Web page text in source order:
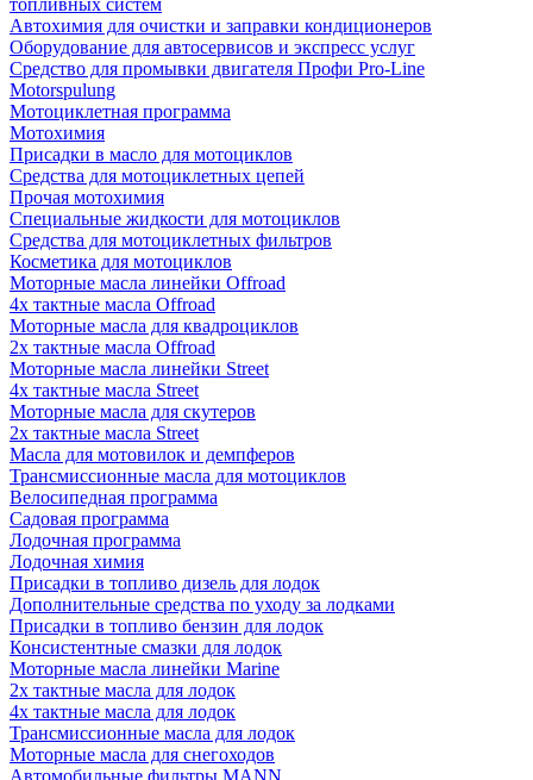
топливных систем
Автохимия для очистки и заправки кондиционеров
Оборудование для автосервисов и экспресс услуг
Средство для промывки двигателя Профи Pro-Line
Motorspulung
Мотоциклетная программа
Мотохимия
Присадки в масло для мотоциклов
Средства для мотоциклетных цепей
Прочая мотохимия
Специальные жидкости для мотоциклов
Средства для мотоциклетных фильтров
Косметика для мотоциклов
Моторные масла линейки Offroad
4х тактные масла Offroad
Моторные масла для квадроциклов
2х тактные масла Offroad
Моторные масла линейки Street
4х тактные масла Street
Моторные масла для скутеров
2х тактные масла Street
Масла для мотовилок и демпферов
Трансмиссионные масла для мотоциклов
Велосипедная программа
Садовая программа
Лодочная программа
Лодочная химия
Присадки в топливо дизель для лодок
Дополнительные средства по уходу за лодками
Присадки в топливо бензин для лодок
Консистентные смазки для лодок
Моторные масла линейки Marine
2х тактные масла для лодок
4х тактные масла для лодок
Трансмиссионные масла для лодок
Моторные масла для снегоходов
Автомобильные фильтры MANN